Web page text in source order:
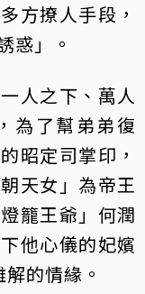
方撩人手段，
惑」。
人之下、萬人
為了幫弟弟復
昭定司掌印，
天女」為帝王
籠王爺」何潤
他心儀的妃嬪
的情緣。